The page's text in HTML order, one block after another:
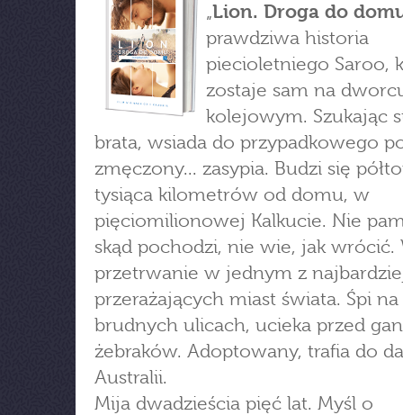
„Lion. Droga do
prawdziwa historia
piecioletniego Saroo,
zostaje sam na
kolejowym. Szukając
brata, wsiada do przypadkowego
zmęczony... zasypia. Budzi się
tysiąca kilometrów od domu, w
pięciomilionowej Kalkucie. Nie
skąd pochodzi, nie wie, jak wrócić.
przetrwanie w jednym z
przerażających miast świata. Śpi na
brudnych ulicach, ucieka przed
żebraków. Adoptowany, trafia do
Australii.
Mija dwadzieścia pięć lat. Myśl o